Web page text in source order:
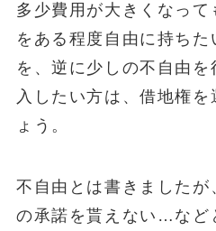
多少費用が大きくなっ
をある程度自由に持ち
を、逆に少しの不自由
入したい方は、借地権を
ょう。
不自由とは書きました
の承諾を貰えない…など